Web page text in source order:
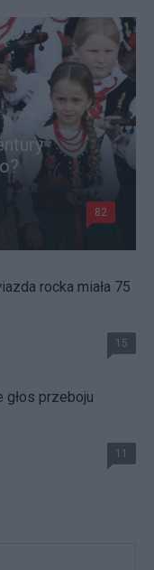
82
rocka miała 75
15
głos przeboju
11